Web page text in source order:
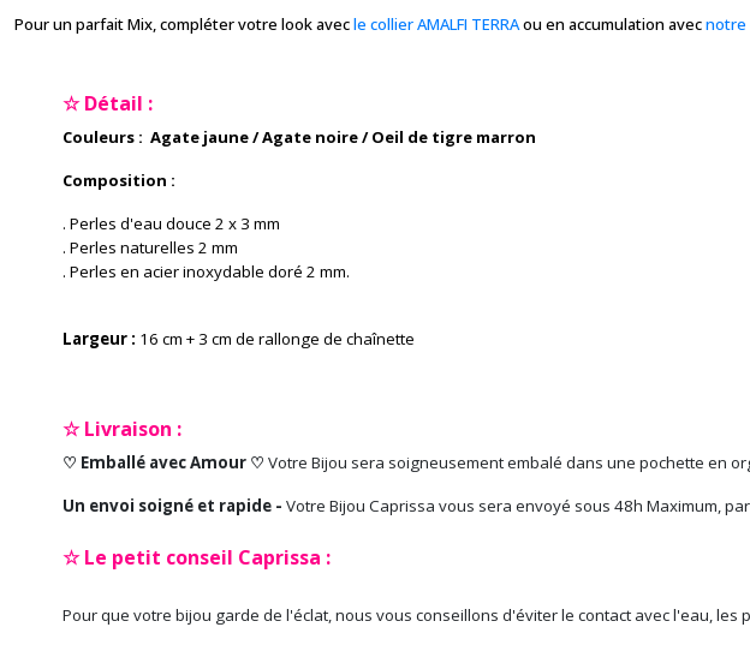
Pour un parfait Mix, compléter votre look avecle collier AMALFI TERRAou en accumulation avecnotre
☆ Détail :
Couleurs : Agate jaune / Agate noire / Oeil de tigre marron
Composition :
. Perles d'eau douce 2 x 3 mm
. Perles naturelles 2 mm
. Perles en acier inoxydable doré 2 mm.
Largeur : 16 cm + 3 cm de rallonge de chaînette
☆ Livraison :
♡ Emballé avec Amour ♡ Votre Bijou sera soigneusement embalé dans une pochette en
Un envoi soigné et rapide - Votre Bijou Caprissa vous sera envoyé sous 48h Maximum,
☆ Le petit conseil Caprissa :
Pour que votre bijou garde de l'éclat, nous vous conseillons d'éviter le contact avec l'eau,